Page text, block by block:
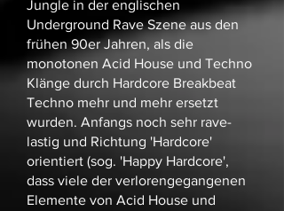
Jungle in der englischen
Underground Rave Szene aus den
frühen 90er Jahren, als die
monotonen Acid House und Techno
Klänge durch Hardcore Breakbeat
Techno mehr und mehr ersetzt
wurden. Anfangs noch sehr rave-
lastig und Richtung 'Hardcore'
orientiert (sog. 'Happy Hardcore',
dass viele der verlorengegangenen
Elemente von Acid House und